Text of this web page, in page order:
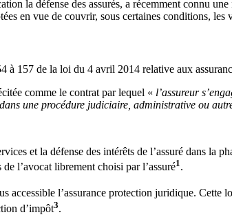
la défense des assurés, a récemment connu
en vue de couvrir, sous certaines conditions,
à 157 de la loi du 4 avril 2014 relative aux
comme le contrat par lequel « l’assureur
une procédure judiciaire, administrative ou
et la défense des intérêts de l’assuré dans la
l’avocat librement choisi par l’assuré1.
accessible l’assurance protection juridique.
d’impôt3.